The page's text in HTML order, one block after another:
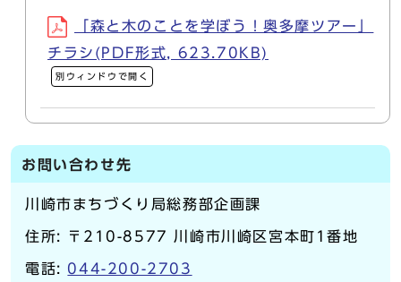
「森と木のことを学ぼう！奥多摩ツアー」
チラシ(PDF形式, 623.70KB)
別ウィンドウで開く
お問い合わせ先
川崎市まちづくり局総務部企画課
住所: 〒210-8577 川崎市川崎区宮本町1番地
電話: 044-200-2703